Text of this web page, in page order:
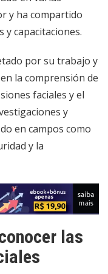
y ha compartido
y capacitaciones.
por su trabajo y
la comprensión de
faciales y el
y
en campos como
y la
las